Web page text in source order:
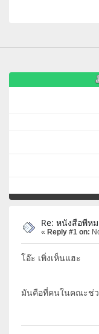
Re: หนังสือพีห
« Reply #1 on:
โอ๊ะ เพิ่งเห็นแฮะ
มันคือที่คนในคณะช่ว